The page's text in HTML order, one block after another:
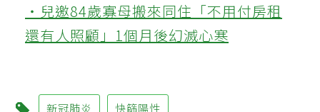
‧兒邀84歲寡母搬來同住「不用付房租
還有人照顧」1個月後幻滅心寒
新冠肺炎 快篩陽性